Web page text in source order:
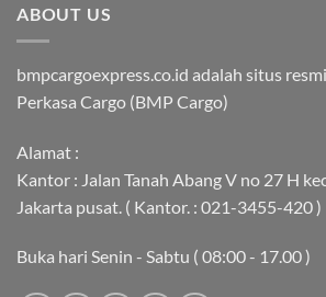
ABOUT US
bmpcargoexpress.co.id adalah situs
Perkasa Cargo (BMP Cargo)
Alamat :
Kantor : Jalan Tanah Abang V no 27 H
Jakarta pusat. ( Kantor. : 021-3455-420 )
Buka hari Senin - Sabtu ( 08:00 - 17.00 )